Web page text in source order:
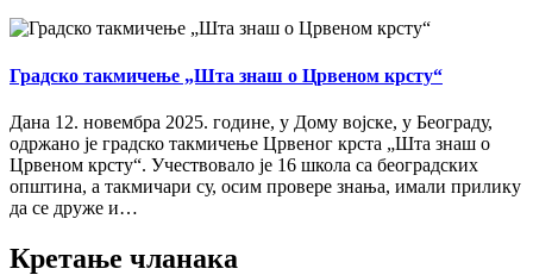
Градско такмичење „Шта знаш о Црвеном крсту“
Дана 12. новембра 2025. године, у Дому војске, у Београду,
одржано је градско такмичење Црвеног крста „Шта знаш о
Црвеном крсту“. Учествовало је 16 школа са београдских
општина, а такмичари су, осим провере знања, имали прилику
да се друже и…
Кретање чланака